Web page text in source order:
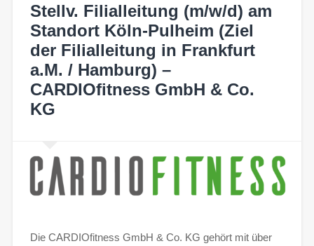
Stellv. Filialleitung (m/w/d) am
Standort Köln-Pulheim (Ziel
der Filialleitung in Frankfurt
a.M. / Hamburg) –
CARDIOfitness GmbH & Co.
KG
Die CARDIOfitness GmbH & Co. KG gehört mit über